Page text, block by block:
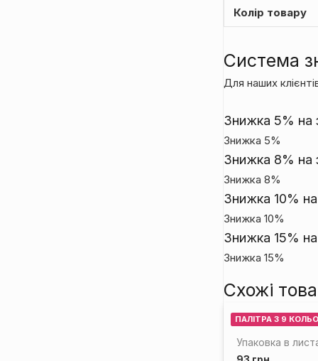
Колір товару
Система
Для наших
Знижка 5% на
Знижка 5%
Знижка 8% на
Знижка 8%
Знижка 10%
Знижка 10%
Знижка 15%
Знижка 15%
Схожі
ПАЛІТРА З 9
Упаковка в